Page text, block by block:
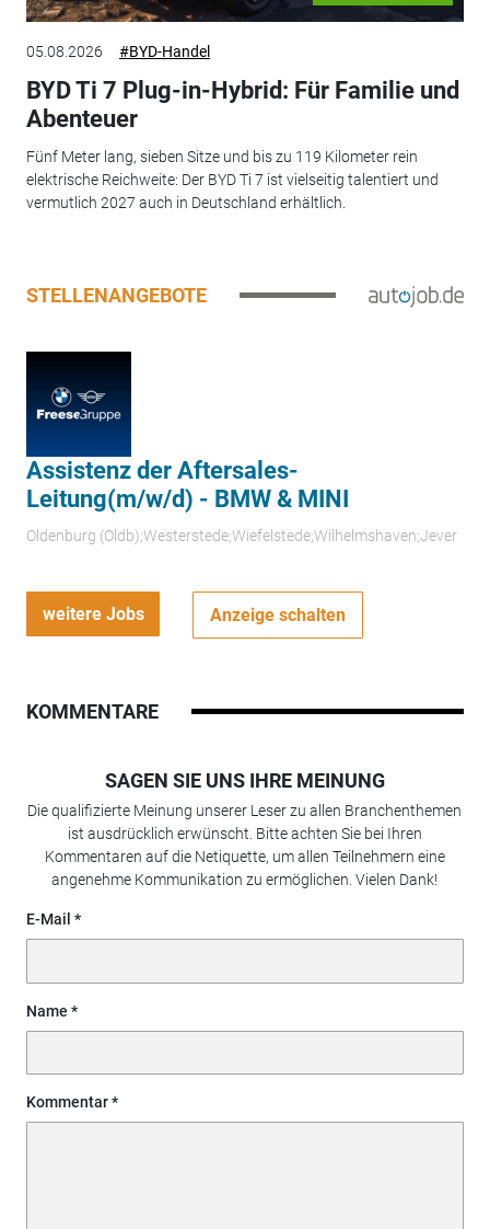
05.08.2026 #BYD-Handel
BYD Ti 7 Plug-in-Hybrid: Für Familie und
Abenteuer
Fünf Meter lang, sieben Sitze und bis zu 119 Kilometer rein
elektrische Reichweite: Der BYD Ti 7 ist vielseitig talentiert und
vermutlich 2027 auch in Deutschland erhältlich.
STELLENANGEBOTE
Assistenz der Aftersales-
Leitung(m/w/d) - BMW & MINI
Oldenburg (Oldb);Westerstede;Wiefelstede;Wilhelmshaven;Jever
weitere Jobs Anzeige schalten
KOMMENTARE
SAGEN SIE UNS IHRE MEINUNG
Die qualifizierte Meinung unserer Leser zu allen Branchenthemen
ist ausdrücklich erwünscht. Bitte achten Sie bei Ihren
Kommentaren auf die Netiquette, um allen Teilnehmern eine
angenehme Kommunikation zu ermöglichen. Vielen Dank!
E-Mail
Name
Kommentar